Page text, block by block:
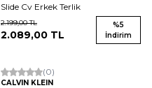
Slide Cv Erkek Terlik
2.199,00TL
2.089,00 TL
%5
İndirim
(0)
CALVIN KLEIN